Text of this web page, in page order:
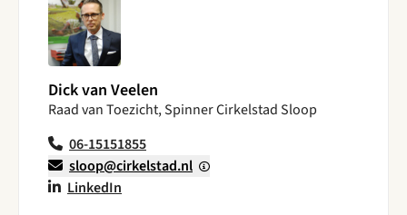
Dick van Veelen
Raad van Toezicht, Spinner Cirkelstad Sloop
06-15151855
sloop@cirkelstad.nl
LinkedIn